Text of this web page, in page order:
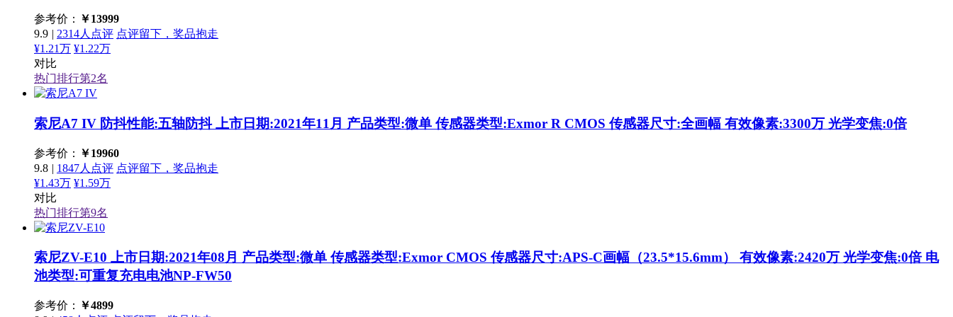
参考价： ￥13999
9.9 | 2314人点评 点评留下，奖品抱走
¥1.21万 ¥1.22万
对比
热门排行第2名
索尼A7 IV 防抖性能:五轴防抖 上市日期:2021年11月 产品类型:微单 传感器类型:Exmor R CMOS 传感器尺寸:全画幅 有效像素:3300万 光学变焦:0倍
参考价： ￥19960
9.8 | 1847人点评 点评留下，奖品抱走
¥1.43万 ¥1.59万
对比
热门排行第9名
索尼ZV-E10 上市日期:2021年08月 产品类型:微单 传感器类型:Exmor CMOS 传感器尺寸:APS-C画幅（23.5*15.6mm） 有效像素:2420万 光学变焦:0倍 电
池类型:可重复充电电池NP-FW50
参考价： ￥4899